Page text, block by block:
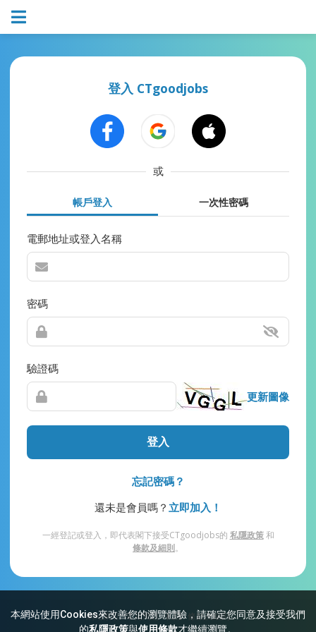
本網站使用Cookies來改善您的瀏覽體驗，請確定您同意及接受我們
的私隱政策與使用條款才繼續瀏覽。
登入 CTgoodjobs
或
帳戶登入 一次性密碼
電郵地址或登入名稱
密碼
驗證碼
更新圖像
登入
忘記密碼？
還未是會員嗎？ 立即加入！
一經登記或登入，即代表閣下接受CTgoodjobs的 私隱政策和
條款及細則。
網站索引 常見問題 私隱 條款及細則